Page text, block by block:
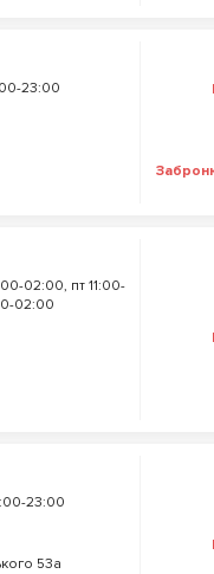
23:00
02:00, пт 11:00-
02:00
23:00
53а